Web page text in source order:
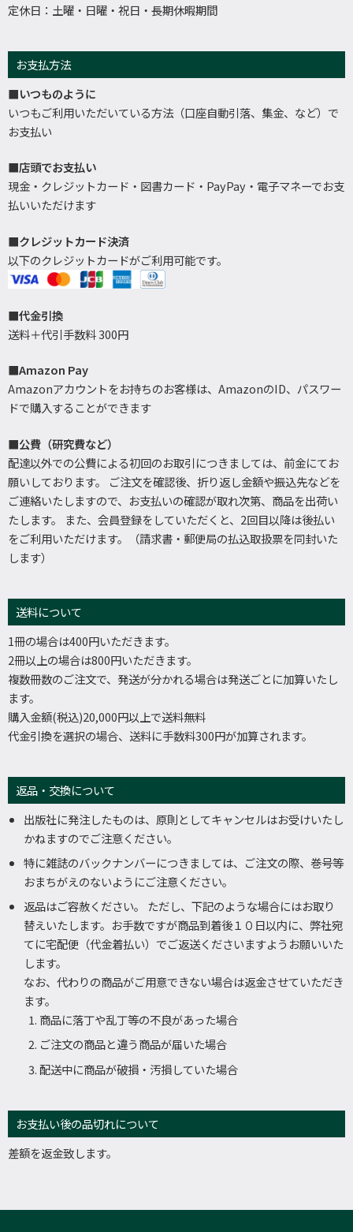
定休日：土曜・日曜・祝日・長期休暇期間
お支払方法
■いつものように
いつもご利用いただいている方法（口座自動引落、集金、など）で
お支払い
■店頭でお支払い
現金・クレジットカード・図書カード・PayPay・電子マネーでお支
払いいただけます
■クレジットカード決済
以下のクレジットカードがご利用可能です。
■代金引換
送料＋代引手数料 300円
■Amazon Pay
Amazonアカウントをお持ちのお客様は、AmazonのID、パスワー
ドで購入することができます
■公費（研究費など）
配達以外での公費による初回のお取引につきましては、前金にてお
願いしております。 ご注文を確認後、折り返し金額や振込先などを
ご連絡いたしますので、お支払いの確認が取れ次第、商品を出荷い
たします。 また、会員登録をしていただくと、2回目以降は後払い
をご利用いただけます。（請求書・郵便局の払込取扱票を同封いた
します）
送料について
1冊の場合は400円いただきます。
2冊以上の場合は800円いただきます。
複数冊数のご注文で、発送が分かれる場合は発送ごとに加算いたし
ます。
購入金額(税込)20,000円以上で送料無料
代金引換を選択の場合、送料に手数料300円が加算されます。
返品・交換について
出版社に発注したものは、原則としてキャンセルはお受けいたし
かねますのでご注意ください。
特に雑誌のバックナンバーにつきましては、ご注文の際、巻号等
おまちがえのないようにご注意ください。
返品はご容赦ください。 ただし、下記のような場合にはお取り
替えいたします。お手数ですが商品到着後１０日以内に、弊社宛
てに宅配便（代金着払い）でご返送くださいますようお願いいた
します。
なお、代わりの商品がご用意できない場合は返金させていただき
ます。
商品に落丁や乱丁等の不良があった場合
ご注文の商品と違う商品が届いた場合
配送中に商品が破損・汚損していた場合
お支払い後の品切れについて
差額を返金致します。